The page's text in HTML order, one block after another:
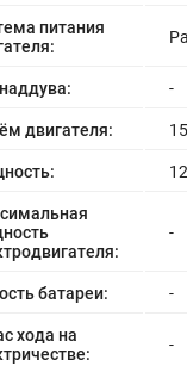
питания
-
двигателя:
-
батареи: -
хода на
-